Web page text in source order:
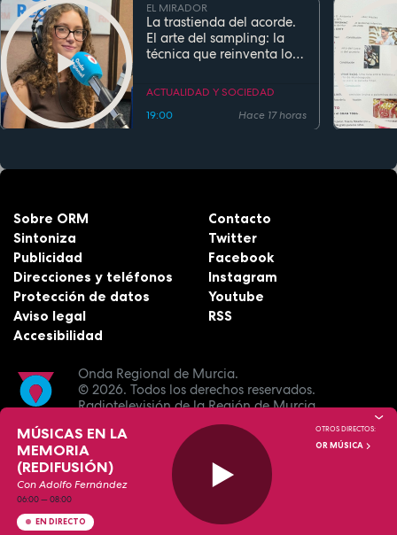
EL MIRADOR
La trastienda del acorde.
El arte del sampling: la
técnica que reinventa los
actual
ACTUALIDAD Y SOCIEDAD
19:00
Hace 17 horas
Onda Regional de Murcia.
© 2026. Todos los derechos reservados.
Radiotelevisión de la Región de Murcia.
Sobre ORM
Sintoniza
Publicidad
Direcciones y teléfonos
Protección de datos
Aviso legal
Accesibilidad
Contacto
Twitter
Facebook
Instagram
Youtube
RSS
MÚSICAS EN LA
MEMORIA
(REDIFUSIÓN)
Con Adolfo Fernández
06:00—08:00
EN DIRECTO
OTROS DIRECTOS:
OR MÚSICA